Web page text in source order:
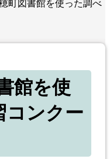
町図書館を使った調べ
館を使
コンクー